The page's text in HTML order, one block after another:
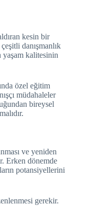
kesin bir
danışmanlık
yaşam kalitesinin
özel eğitim
müdahaleler
bireysel
ve yeniden
Erken dönemde
potansiyellerini
gerekir.